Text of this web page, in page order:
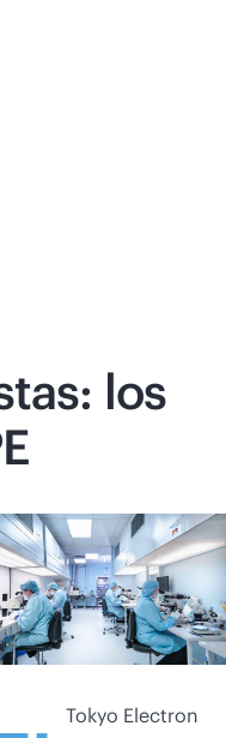
los
Tokyo Electron